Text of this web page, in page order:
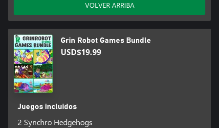
VOLVER ARRIBA
Grin Robot Games Bundle
USD$19.99
Juegos incluidos
2 Synchro Hedgehogs